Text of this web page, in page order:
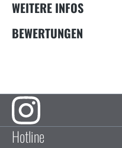
WEITERE INFOS
BEWERTUNGEN
Hotline